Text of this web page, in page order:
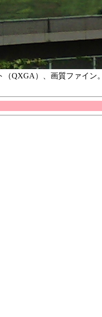
（QXGA）、画質ファイン